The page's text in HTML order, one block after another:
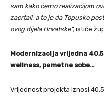
sam kako ćemo realizacijom
zacrtali, a to je da Topusko
ovog dijela Hrvatske“, ističe
Modernizacija vrijedna
wellness, pametne sobe…
Vrijednost projekta iznosi